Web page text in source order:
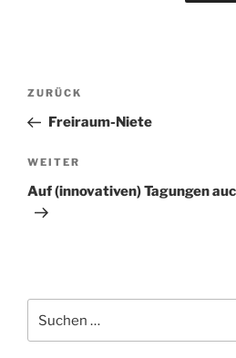
Beitragsnavigation
Vorheriger
Beitrag
ZURÜCK
Freiraum-Niete
Nächster
Beitrag
WEITER
Auf (innovativen) Tagungen
nach: